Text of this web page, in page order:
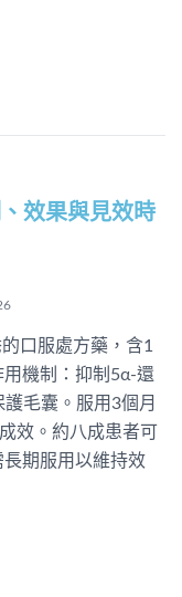
效果與見效時
口服處方藥，含1
機制：抑制5α-還
毛囊。服用3個月
效。約八成患者可
期服用以維持效